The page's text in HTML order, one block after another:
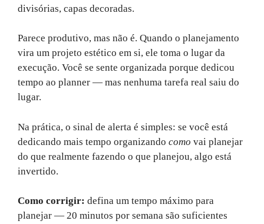
divisórias, capas decoradas.
Parece produtivo, mas não é. Quando o planejamento
vira um projeto estético em si, ele toma o lugar da
execução. Você se sente organizada porque dedicou
tempo ao planner — mas nenhuma tarefa real saiu do
lugar.
Na prática, o sinal de alerta é simples: se você está
dedicando mais tempo organizando como vai planejar
do que realmente fazendo o que planejou, algo está
invertido.
Como corrigir: defina um tempo máximo para
planejar — 20 minutos por semana são suficientes